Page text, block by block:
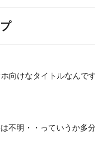
向けなタイトルなんです
不明・・っていうか多